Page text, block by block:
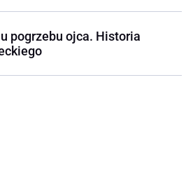
pogrzebu ojca. Historia